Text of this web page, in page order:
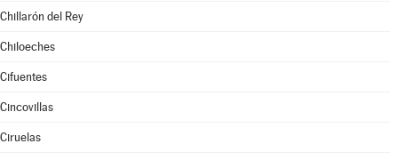
Chillarón del Rey
Chiloeches
Cifuentes
Cincovillas
Ciruelas